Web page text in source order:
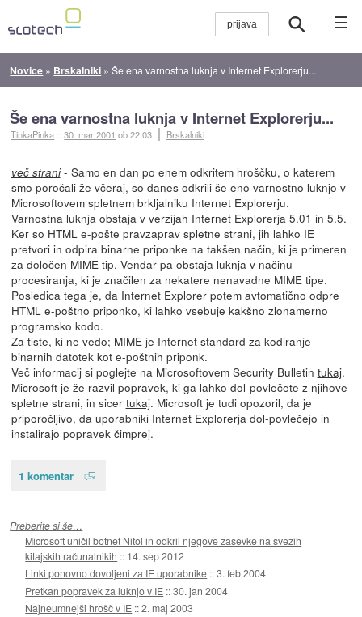
☰
Novice » Brskalniki »Še ena varnostna luknja v Internet Explorerju...
Še ena varnostna luknja v Internet Explorerju...
TinkaPinka ::30. mar 2001 ob 22:03 Brskalniki
več strani- Samo en dan po enem odkritem hroščku, o katerem
smo poročali že včeraj, so danes odkrili še eno varnostno luknjo v
Microsoftovem spletnem brkljalniku Internet Explorerju.
Varnostna luknja obstaja v verzijah Internet Explorerja 5.01 in 5.5.
Ker so HTML e-pošte pravzaprav spletne strani, jih lahko IE
pretvori in odpira binarne priponke na takšen način, ki je primeren
za določen MIME tip. Vendar pa obstaja luknja v načinu
procesiranja, ki je značilen za nekatere nenavadne MIME tipe.
Posledica tega je, da Internet Explorer potem avtomatično odpre
HTML e-poštno priponko, ki lahko vsebuje kakšno zlonamerno
programsko kodo.
Za tiste, ki ne vedo; MIME je Internet standard za kodiranje
binarnih datotek kot e-poštnih priponk.
Več informacij si poglejte na Microsoftovem Security Bulletin tukaj.
Microsoft je že razvil popravek, ki ga lahko dol-povlečete z njihove
spletne strani, in sicer tukaj. Microsoft je tudi opozoril, da je
priporočljivo, da uporabniki Internet Explorerja dol-povlečejo in
instalirajo popravek čimprej.
1 komentar
Preberite si še…
Microsoft uničil botnet Nitol in odkril njegove zasevke na svežih
kitajskih računalnikih :: 14. sep 2012
Linki ponovno dovoljeni za IE uporabnike ::3. feb 2004
Pretkan popravek za luknjo v IE ::30. jan 2004
Najneumnejši hrošč v IE ::2. maj 2003